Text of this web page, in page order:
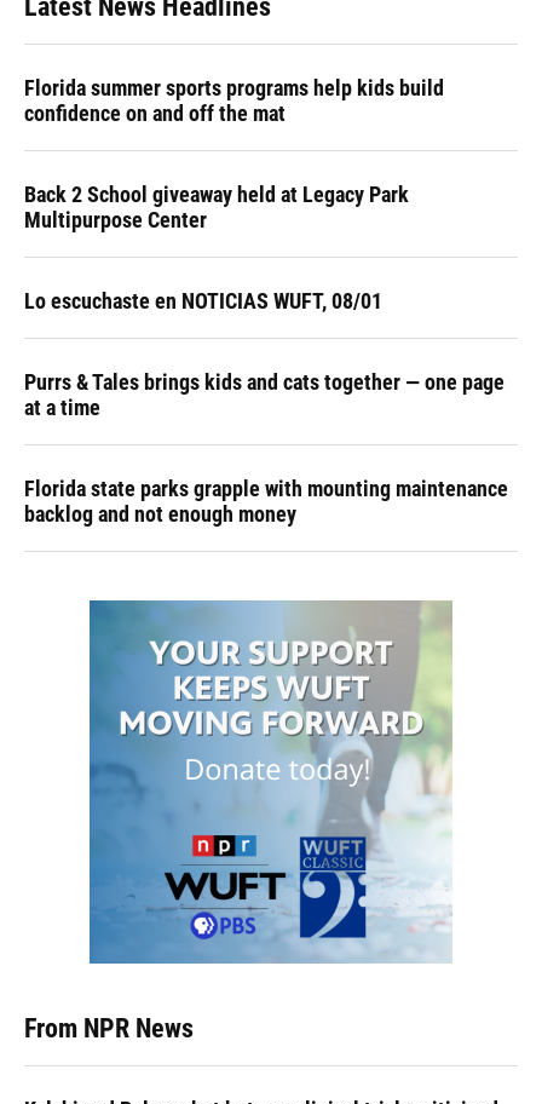
Latest News Headlines
Florida summer sports programs help kids build
confidence on and off the mat
Back 2 School giveaway held at Legacy Park
Multipurpose Center
Lo escuchaste en NOTICIAS WUFT, 08/01
Purrs & Tales brings kids and cats together — one page
at a time
Florida state parks grapple with mounting maintenance
backlog and not enough money
From NPR News